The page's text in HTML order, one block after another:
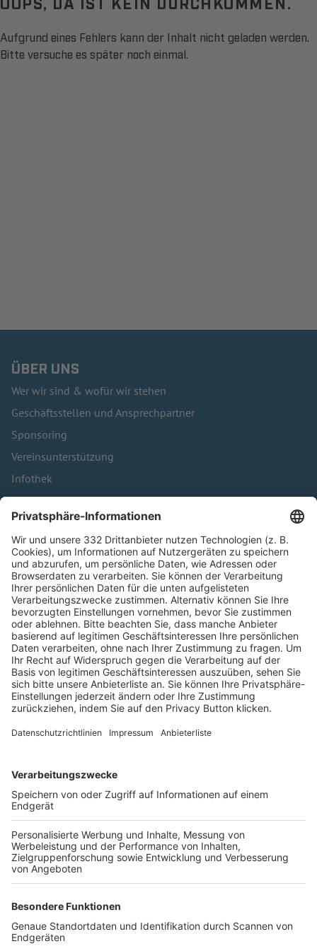
Aufgrund eines Fehlers kann der Inhalt nicht geladen werden.
Bitte versuche es später noch einmal.
ÜBER UNS
Wer wir sind & wofür wir stehen
Geschäftsstellen und Ansprechpartner
Sponsoring
Vereinsunterstützung
Infothek
Kontakt
HÄUFIG BESUCHTE SEITEN
Pässe und Vereinswechsel
Trainerausbildung
Schulungsangebot Vereinsmitarbeiter
BFV-Geschäftsstellen
Trainerbörse
Login SpielPlus
FOLGE DEM BFV
TOP-VEREINE
TOP-PARTNER